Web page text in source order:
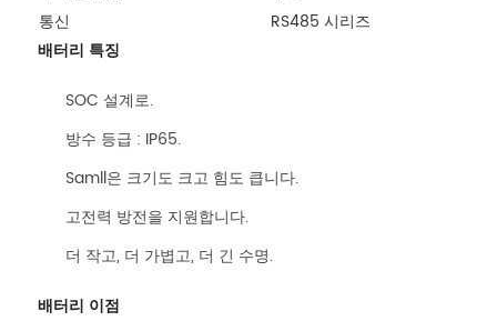
통신
RS485 시리즈
배터리 특징
SOC 설계로.
방수 등급 : IP65.
Samll은 크기도 크고 힘도 큽니다.
고전력 방전을 지원합니다.
더 작고, 더 가볍고, 더 긴 수명.
배터리 이점